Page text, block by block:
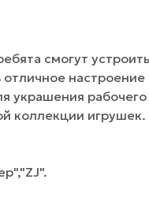
смогут устроить
настроение
украшения рабочего
коллекции игрушек.